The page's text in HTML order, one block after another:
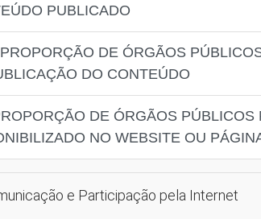
PUBLICADO
DE ÓRGÃOS
DO CONTEÚDO
DE ÓRGÃOS
NO WEBSITE OU
e Participação pela Internet